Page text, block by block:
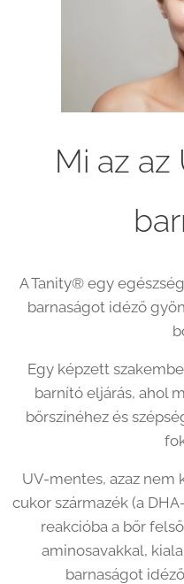
Mi az
A Tanity® egy
barnaságot idéző
Egy képzett
barnító eljárás, ahol
bőrszínéhez és
UV-mentes, azaz nem
cukor származék (a
reakcióba a bőr
aminosavakkal,
barnaságot